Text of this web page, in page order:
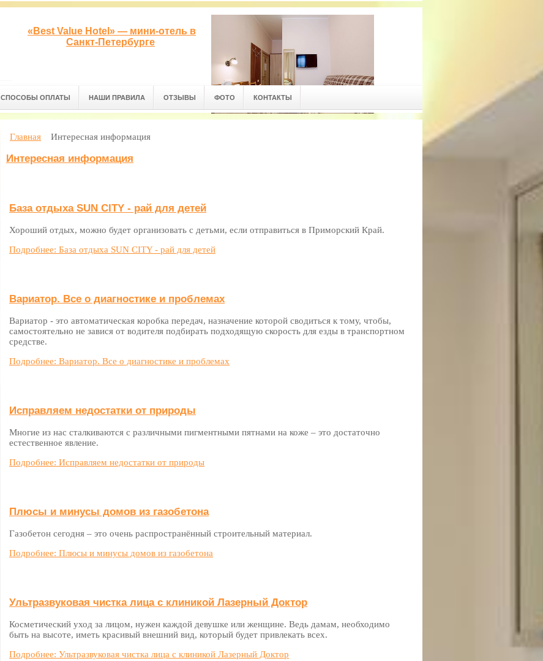
«Best Value Hotel» — мини-отель в
Санкт-Петербурге
СПОСОБЫ ОПЛАТЫ НАШИ ПРАВИЛА ОТЗЫВЫ ФОТО КОНТАКТЫ
Главная Интересная информация
Интересная информация
База отдыха SUN CITY - рай для детей
Хороший отдых, можно будет организовать с детьми, если отправиться в Приморский Край.
Подробнее: База отдыха SUN CITY - рай для детей
Вариатор. Все о диагностике и проблемах
Вариатор - это автоматическая коробка передач, назначение которой сводиться к тому, чтобы,
самостоятельно не завися от водителя подбирать подходящую скорость для езды в транспортном
средстве.
Подробнее: Вариатор. Все о диагностике и проблемах
Исправляем недостатки от природы
Многие из нас сталкиваются с различными пигментными пятнами на коже – это достаточно
естественное явление.
Подробнее: Исправляем недостатки от природы
Плюсы и минусы домов из газобетона
Газобетон сегодня – это очень распространённый строительный материал.
Подробнее: Плюсы и минусы домов из газобетона
Ультразвуковая чистка лица с клиникой Лазерный Доктор
Косметический уход за лицом, нужен каждой девушке или женщине. Ведь дамам, необходимо
быть на высоте, иметь красивый внешний вид, который будет привлекать всех.
Подробнее: Ультразвуковая чистка лица с клиникой Лазерный Доктор